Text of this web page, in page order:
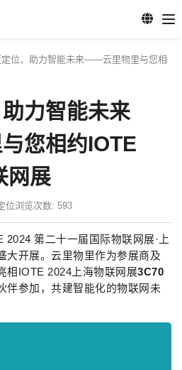
定位，助力智能未来——云里物里与您相
力智能未来
您相约IOTE
网展
位浏览次数: 593
2024 第二十一届国际物联网展·上
大开展。云里物里作为参展商及
相IOTE 2024上海物联网展3C70
伴参加，共建智能化的物联网未